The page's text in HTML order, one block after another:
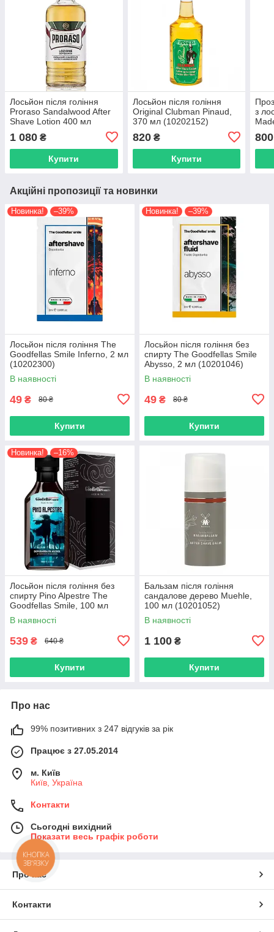
Лосьйон після гоління
Proraso Sandalwood After
Shave Lotion 400 мл
1 080 ₴
Купити
Лосьйон після гоління
Original Clubman Pinaud,
370 мл (10202152)
820₴
Купити
з
800
Акційні пропозиції та новинки
Новинка! –39%
Лосьйон після гоління The
Goodfellas Smile Inferno, 2 мл
(10202300)
В наявності
49 ₴ 80 ₴
Купити
Новинка! –39%
Лосьйон після гоління без
спирту The Goodfellas Smile
Abysso, 2 мл (10201046)
В наявності
49 ₴ 80 ₴
Купити
Новинка! –16%
Лосьйон після гоління без
спирту Pino Alpestre The
Goodfellas Smile, 100 мл
(10201039)
В наявності
539 ₴ 640 ₴
Купити
Бальзам після гоління
сандалове дерево Muehle,
100 мл (10201052)
В наявності
1 100 ₴
Купити
Про нас
99% позитивних з 247 відгуків за рік
Працює з 27.05.2014
м. Київ
Київ, Україна
Контакти
Сьогодні вихідний
Показати весь графік роботи
Про нас
Контакти
КНОПКА
ЗВ'ЯЗКУ